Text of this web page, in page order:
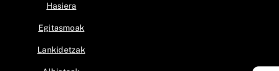
Hasiera
Egitasmoak
Lankidetzak